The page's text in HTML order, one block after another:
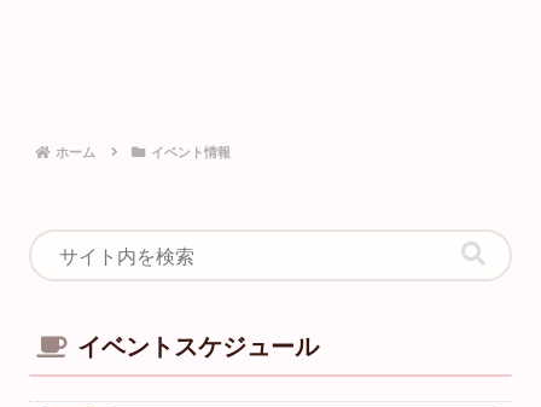
ホーム イベント情報
イベントスケジュール